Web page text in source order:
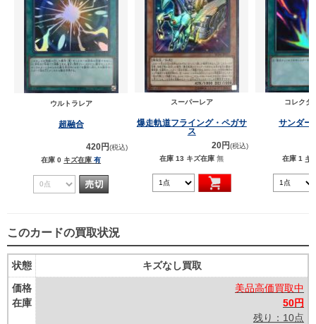
ウルトラレア
超融合
420円(税込)
在庫 0 キズ在庫 有
スーパーレア
爆走軌道フライング・ペガサ
ス
20円(税込)
在庫 13 キズ在庫 無
コレクタ
サンダー
在庫 1 キ
このカードの買取状況
状態
価格
在庫
キズなし買取
美品高価買取中
50円
残り：10点